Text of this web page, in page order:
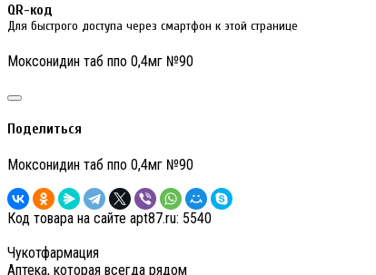
QR-код
Для быстрого доступа через смартфон к этой странице
Моксонидин таб ппо 0,4мг №90
Поделиться
Моксонидин таб ппо 0,4мг №90
Код товара на сайте apt87.ru: 5540
Чукотфармация
Аптека, которая всегда рядом